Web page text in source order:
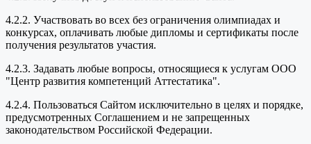
4.2.2. Участвовать во всех без ограничения олимпиадах и
конкурсах, оплачивать любые дипломы и сертификаты после
получения результатов участия.
4.2.3. Задавать любые вопросы, относящиеся к услугам ООО
"Центр развития компетенций Аттестатика".
4.2.4. Пользоваться Сайтом исключительно в целях и порядке,
предусмотренных Соглашением и не запрещенных
законодательством Российской Федерации.